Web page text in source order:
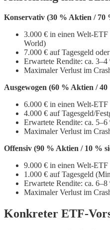
Konservativ (30 % Aktien / 70
3.000 € in einen Welt-
World)
7.000 € auf Tagesgeld
Erwartete Rendite: ca.
Maximaler Verlust im
Ausgewogen (60 % Aktien /
6.000 € in einen Welt-ETF
4.000 € auf Tagesgeld/
Erwartete Rendite: ca.
Maximaler Verlust im
Offensiv (90 % Aktien / 10 %
9.000 € in einen Welt-ETF
1.000 € auf Tagesgeld
Erwartete Rendite: ca.
Maximaler Verlust im
Konkreter ETF-